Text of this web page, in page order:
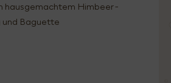
hausgemachtem Himbeer-
und Baguette